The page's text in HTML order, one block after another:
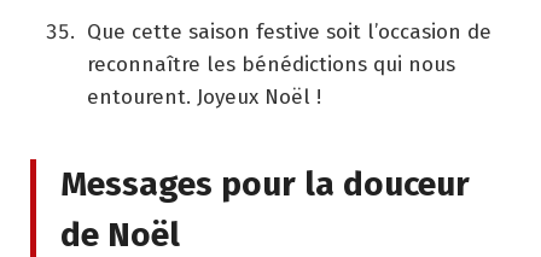
Que cette saison festive soit l’occasion de
reconnaître les bénédictions qui nous
entourent. Joyeux Noël !
Messages pour la douceur
de Noël